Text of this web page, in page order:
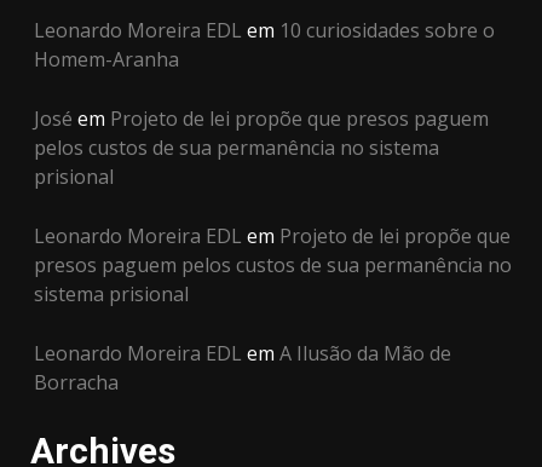
Leonardo Moreira EDL em 10 curiosidades sobre o
Homem-Aranha
José em Projeto de lei propõe que presos paguem
pelos custos de sua permanência no sistema
prisional
Leonardo Moreira EDL em Projeto de lei propõe que
presos paguem pelos custos de sua permanência no
sistema prisional
Leonardo Moreira EDL em A Ilusão da Mão de
Borracha
Archives